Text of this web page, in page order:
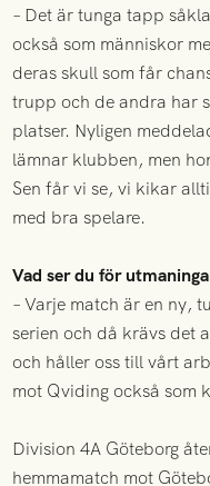
– Det är tunga tapp
också som människor
deras skull som får
trupp och de andra har
platser. Nyligen
lämnar klubben, men
Sen får vi se, vi kikar
med bra spelare.
Vad ser du för
– Varje match är en ny,
serien och då krävs det
och håller oss till vårt
mot Qviding också som
Division 4A Göteborg
hemmamatch mot